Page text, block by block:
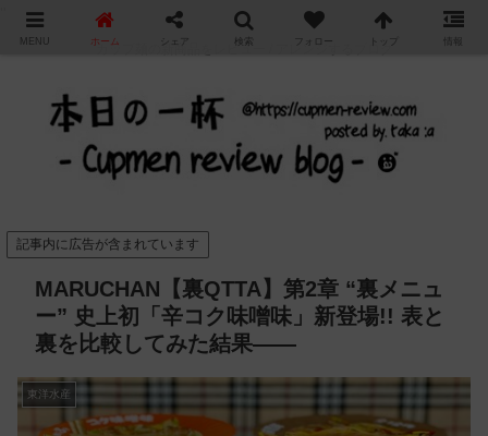
カップ麺の新商品をレビュー / アレンジするブログ
記事内に広告が含まれています
MARUCHAN【裏QTTA】第2章 “裏メニュ
ー” 史上初「辛コク味噌味」新登場!! 表と
裏を比較してみた結果——
東洋水産
MENU ホーム シェア 検索 フォロー トップ 情報